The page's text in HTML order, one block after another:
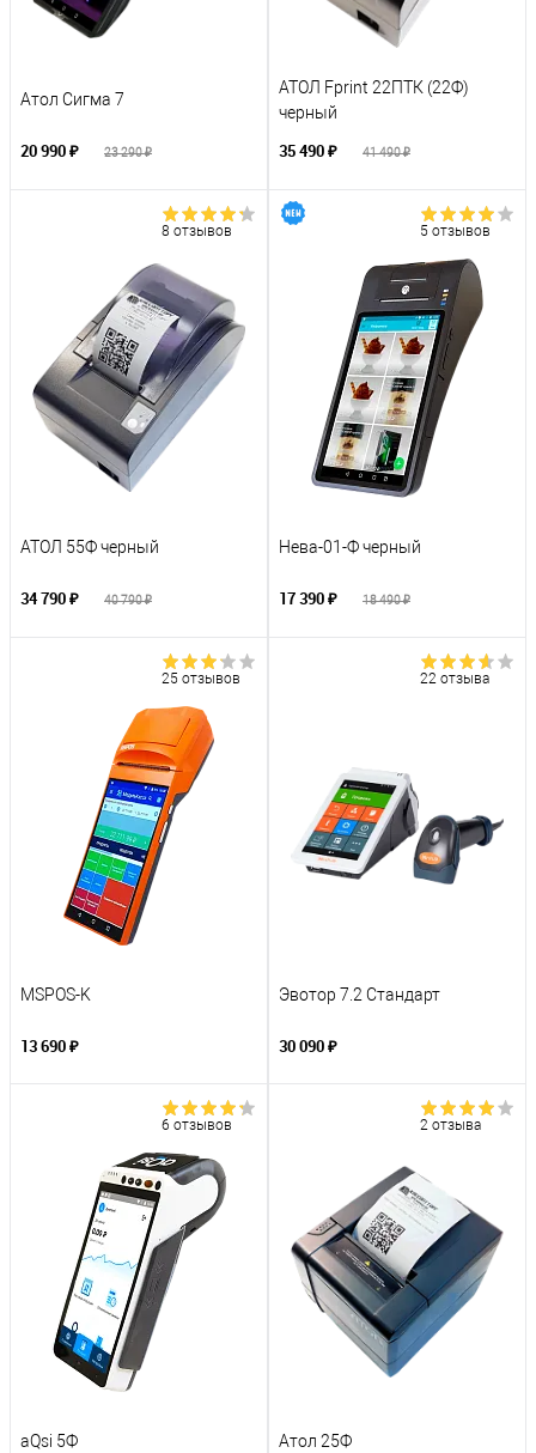
Атол Сигма 7
20 990 ₽ 23 290 ₽
АТОЛ Fprint 22ПТК (22Ф)
черный
35 490 ₽ 41 490 ₽
8 отзывов
АТОЛ 55Ф черный
34 790 ₽ 40 790 ₽
5 отзывов
Нева-01-Ф черный
17 390 ₽ 18 490 ₽
25 отзывов
MSPOS-K
13 690 ₽
22 отзыва
Эвотор 7.2 Стандарт
30 090 ₽
6 отзывов
aQsi 5Ф
2 отзыва
Атол 25Ф